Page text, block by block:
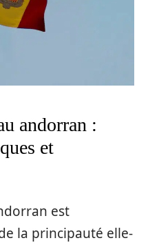
andorran :
et
est
la principauté elle-